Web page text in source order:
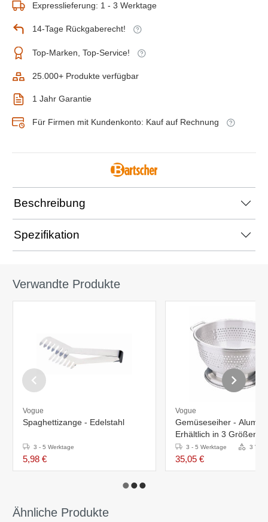
Expresslieferung: 1 - 3 Werktage
14-Tage Rückgaberecht!
Top-Marken, Top-Service!
25.000+ Produkte verfügbar
1 Jahr Garantie
Für Firmen mit Kundenkonto: Kauf auf Rechnung
Beschreibung
Spezifikation
Verwandte Produkte
Vogue
Spaghettizange - Edelstahl
3 - 5 Werktage
5,98 €
Vogue
Gemüseseiher -
Erhältlich in 3 Größen
3 - 5 Werktage 3
35,05 €
Ähnliche Produkte